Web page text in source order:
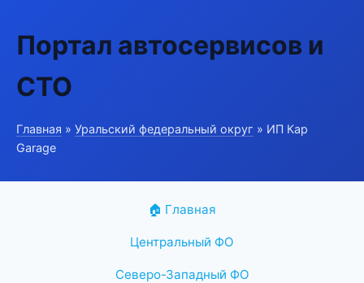
Портал автосервисов и
СТО
Главная » Уральский федеральный округ » ИП Кар
Garage
🏠 Главная
Центральный ФО
Северо-Западный ФО